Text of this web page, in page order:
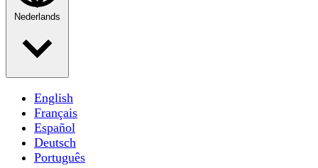
Nederlands
English
Français
Español
Deutsch
Português